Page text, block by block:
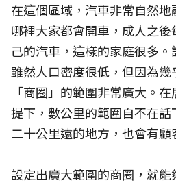
在這個區域，汽車非常自然
哪裡大家都會開車，成人之
己的汽車，這樣的家庭很多。
雖然人口密度很低，但因為
「商圈」的範圍非常廣大。
提下，數公里的範圍自不在
二十公里遠的地方，也會有顧
設定出廣大範圍的商圈，就